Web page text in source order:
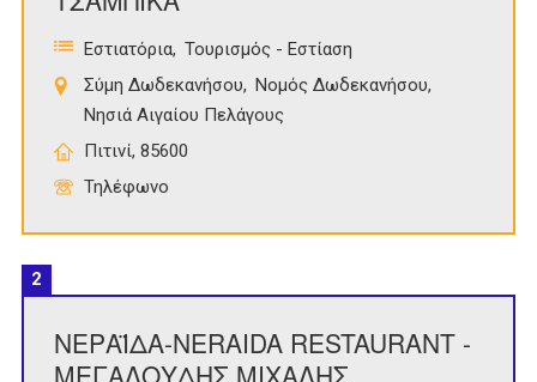
Εστιατόρια Τουρισμός - Εστίαση
Σύμη Δωδεκανήσου
Νομός Δωδεκανήσου
Νησιά Αιγαίου Πελάγους
Πιτινί, 85600
Τηλέφωνο
2
ΝΕΡΑΪΔΑ-NERAIDA RESTAURANT -